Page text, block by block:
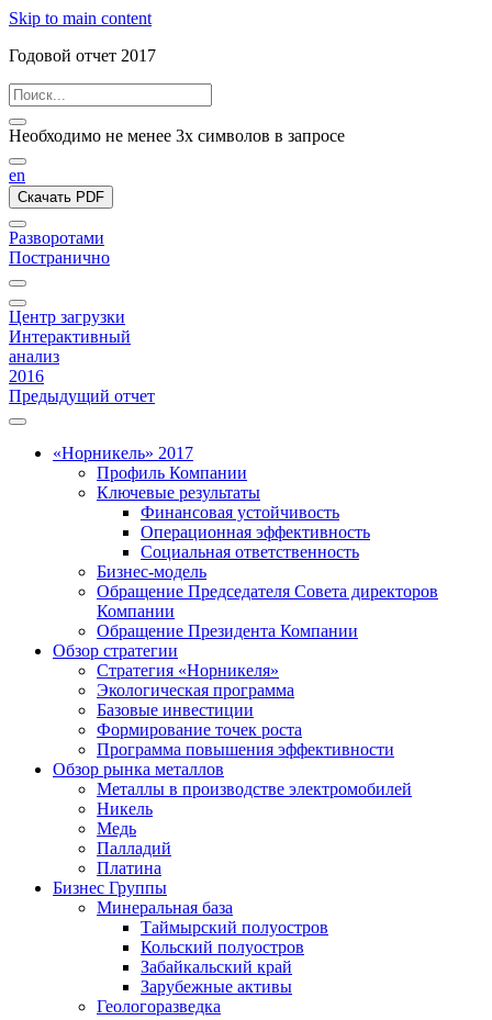
Skip to main content
Годовой отчет 2017
Необходимо не менее 3х символов в запросе
en
Скачать PDF
Разворотами
Постранично
Центр загрузки
Интерактивный
анализ
2016
Предыдущий отчет
«Норникель» 2017
Профиль Компании
Ключевые результаты
Финансовая устойчивость
Операционная эффективность
Социальная ответственность
Бизнес-модель
Обращение Председателя Совета директоров
Компании
Обращение Президента Компании
Обзор стратегии
Стратегия «Норникеля»
Экологическая программа
Базовые инвестиции
Формирование точек роста
Программа повышения эффективности
Обзор рынка металлов
Металлы в производстве электромобилей
Никель
Медь
Палладий
Платина
Бизнес Группы
Минеральная база
Таймырский полуостров
Кольский полуостров
Забайкальский край
Зарубежные активы
Геологоразведка